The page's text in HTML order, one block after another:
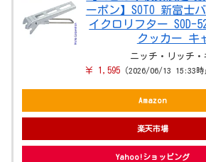
ーポン】SOTO 新富士
イクロリフター SOD-
クッカー キ
ニッチ・リッチ・
￥ 1,595 （2026/06/13 15:33時
Amazon
楽天市場
Yahoo!ショッピング